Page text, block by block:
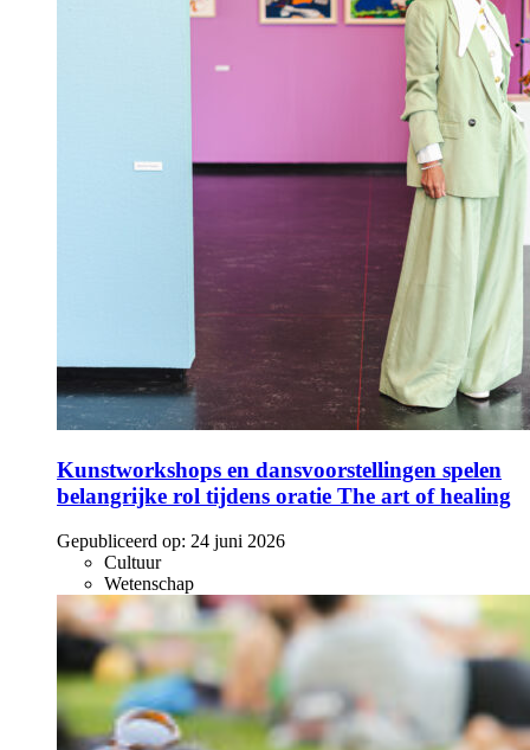
Kunstworkshops en dansvoorstellingen spelen
belangrijke rol tijdens oratie The art of healing
Gepubliceerd op: 24 juni 2026
Cultuur
Wetenschap